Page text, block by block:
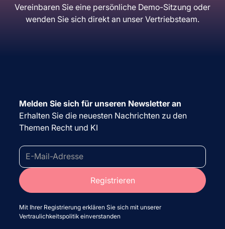
Vereinbaren Sie eine persönliche Demo-Sitzung oder
wenden Sie sich direkt an unser Vertriebsteam.
Melden Sie sich für unseren Newsletter an
Erhalten Sie die neuesten Nachrichten zu den
Themen Recht und KI
Mit Ihrer Registrierung erklären Sie sich mit unserer
Vertraulichkeitspolitik einverstanden